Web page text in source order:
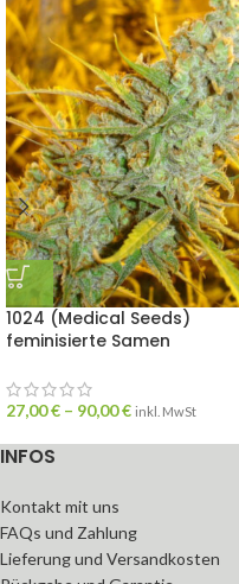
1024 (Medical Seeds)
feminisierte Samen
27,00€ – 90,00€ inkl. MwSt
INFOS
Kontakt mit uns
FAQs und Zahlung
Lieferung und Versandkosten